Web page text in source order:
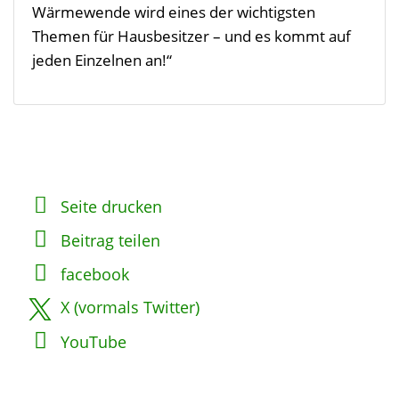
Wärmewende wird eines der wichtigsten
Themen für Hausbesitzer – und es kommt auf
jeden Einzelnen an!“
Seite drucken
Beitrag teilen
facebook
X (vormals Twitter)
YouTube